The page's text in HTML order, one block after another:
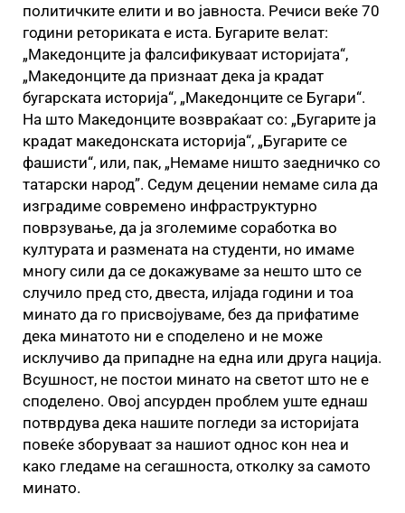
политичките елити и во јавноста. Речиси веќе 70
години реториката е иста. Бугарите велат:
„Македонците ја фалсификуваат историјата“,
„Македонците да признаат дека ја крадат
бугарската историја“, „Македонците се Бугари“.
На што Македонците возвраќаат со: „Бугарите ја
крадат македонската историја“, „Бугарите се
фашисти“, или, пак, „Немаме ништо заедничко со
татарски народ”. Седум децении немаме сила да
изградиме современо инфраструктурно
поврзување, да ја зголемиме соработка во
културата и размената на студенти, но имаме
многу сили да се докажуваме за нешто што се
случило пред сто, двеста, илјада години и тоа
минато да го присвојуваме, без да прифатиме
дека минатото ни е споделено и не може
исклучиво да припадне на една или друга нација.
Всушност, не постои минато на светот што не е
споделено. Овој апсурден проблем уште еднаш
потврдува дека нашите погледи за историјата
повеќе зборуваат за нашиот однос кон неа и
како гледаме на сегашноста, отколку за самото
минато.